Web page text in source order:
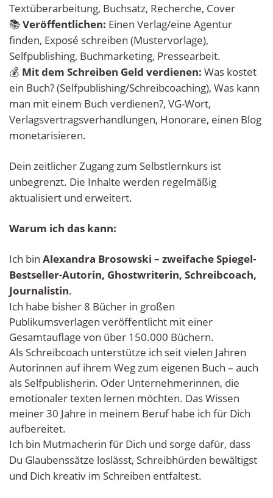
Textüberarbeitung, Buchsatz, Recherche, Cover
📚 Veröffentlichen: Einen Verlag/eine Agentur
finden, Exposé schreiben (Mustervorlage),
Selfpublishing, Buchmarketing, Pressearbeit.
💰 Mit dem Schreiben Geld verdienen: Was kostet
ein Buch? (Selfpublishing/Schreibcoaching), Was kann
man mit einem Buch verdienen?, VG-Wort,
Verlagsvertragsverhandlungen, Honorare, einen Blog
monetarisieren.
Dein zeitlicher Zugang zum Selbstlernkurs ist
unbegrenzt. Die Inhalte werden regelmäßig
aktualisiert und erweitert.
Warum ich das kann:
Ich bin Alexandra Brosowski – zweifache Spiegel-
Bestseller-Autorin, Ghostwriterin, Schreibcoach,
Journalistin.
Ich habe bisher 8 Bücher in großen
Publikumsverlagen veröffentlicht mit einer
Gesamtauflage von über 150.000 Büchern.
Als Schreibcoach unterstütze ich seit vielen Jahren
Autorinnen auf ihrem Weg zum eigenen Buch – auch
als Selfpublisherin. Oder Unternehmerinnen, die
emotionaler texten lernen möchten. Das Wissen
meiner 30 Jahre in meinem Beruf habe ich für Dich
aufbereitet.
Ich bin Mutmacherin für Dich und sorge dafür, dass
Du Glaubenssätze loslässt, Schreibhürden bewältigst
und Dich kreativ im Schreiben entfaltest.